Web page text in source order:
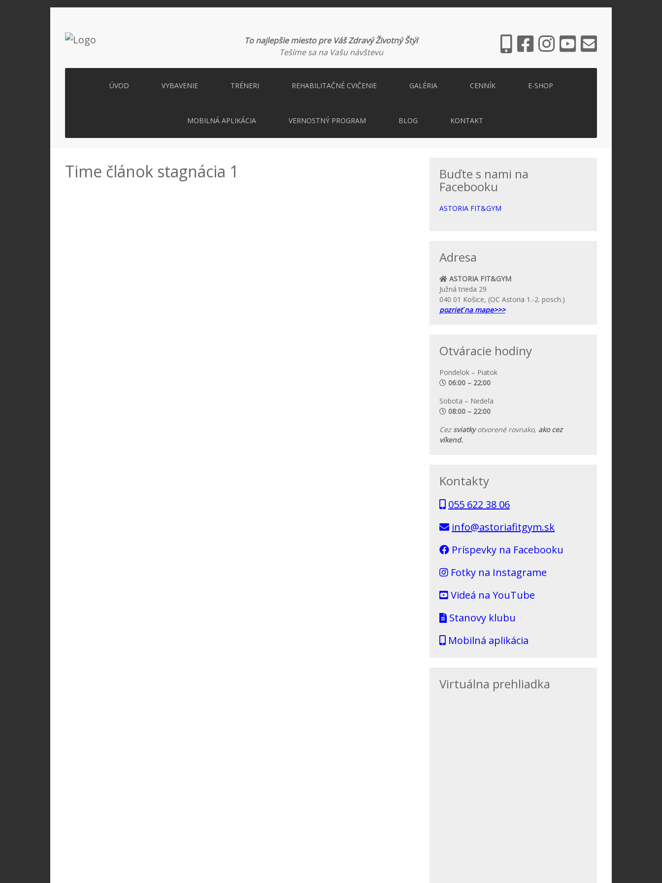
To najlepšie miesto pre Váš Zdravý Životný Štýl
Tešíme sa na Vašu návštevu
ÚVOD VYBAVENIE TRÉNERI REHABILITAČNÉ CVIČENIE GALÉRIA CENNÍK E-SHOP
MOBILNÁ APLIKÁCIA VERNOSTNÝ PROGRAM BLOG KONTAKT
Time článok stagnácia 1 Buďte s nami na
Facebooku
ASTORIA FIT&GYM
Adresa
ASTORIA FIT&GYM
Južná trieda 29
040 01 Košice, (OC Astoria 1.-2. posch.)
pozrieť na mape>>>
Otváracie hodiny
Pondelok – Piatok
06:00 – 22:00
Sobota – Nedeľa
08:00 – 22:00
Cez sviatkyotvorené rovnako, ako cez
víkend.
Kontakty
055 622 38 06
info@astoriafitgym.sk
Príspevky na Facebooku
Fotky na Instagrame
Videá na YouTube
Stanovy klubu
Mobilná aplikácia
Virtuálna prehliadka